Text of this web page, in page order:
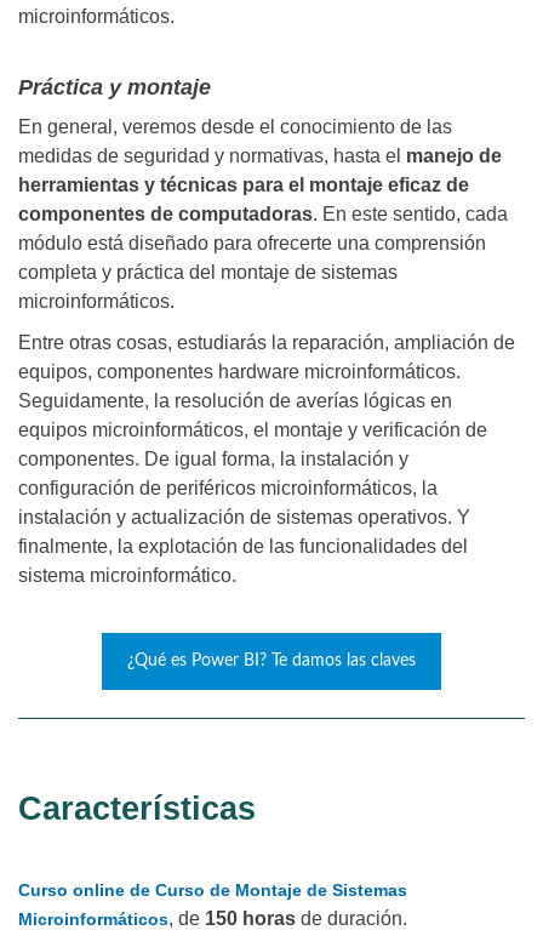
microinformáticos.
Práctica y montaje
En general, veremos desde el conocimiento de las
medidas de seguridad y normativas, hasta el manejo de
herramientas y técnicas para el montaje eficaz de
componentes de computadoras. En este sentido, cada
módulo está diseñado para ofrecerte una comprensión
completa y práctica del montaje de sistemas
microinformáticos.
Entre otras cosas, estudiarás la reparación, ampliación de
equipos, componentes hardware microinformáticos.
Seguidamente, la resolución de averías lógicas en
equipos microinformáticos, el montaje y verificación de
componentes. De igual forma, la instalación y
configuración de periféricos microinformáticos, la
instalación y actualización de sistemas operativos. Y
finalmente, la explotación de las funcionalidades del
sistema microinformático.
¿Qué es Power BI? Te damos las claves
Características
Curso online de Curso de Montaje de Sistemas
Microinformáticos, de 150 horas de duración.